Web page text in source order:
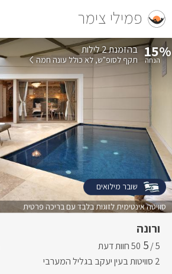
פמילי צימר
ורונה
5 /
5
2 סוויטות בעין יעקב בגליל המערבי
סוויטה אינטימית לזוגות בלבד עם בריכה פרטית
15% בהזמנת 2 לילות
תקף לסופ"ש לא כולל עונה חמה
שובר מילואים